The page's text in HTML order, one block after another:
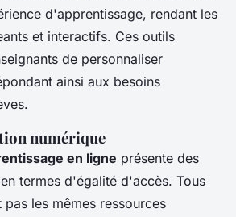
d'apprentissage, rendant les
et interactifs. Ces outils
de personnaliser
ainsi aux besoins
numérique
en ligne présente des
termes d'égalité d'accès. Tous
les mêmes ressources